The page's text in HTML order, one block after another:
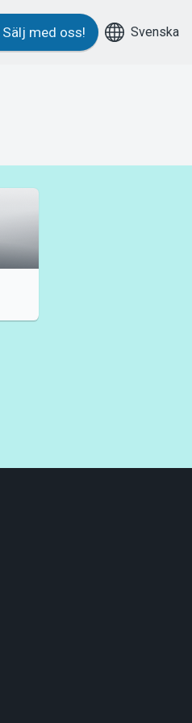
Sälj med oss! Svenska